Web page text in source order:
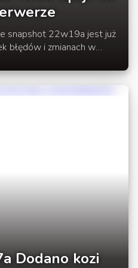
snapshot 22w19a jest już
błędów i zmianach w
dynamicznego na
Dodano kozi